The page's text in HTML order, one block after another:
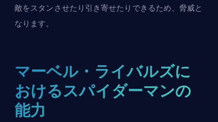
敵をスタンさせたり引き寄せたりできるため、脅威と
なります。
マーベル・ライバルズに
おけるスパイダーマンの
能力